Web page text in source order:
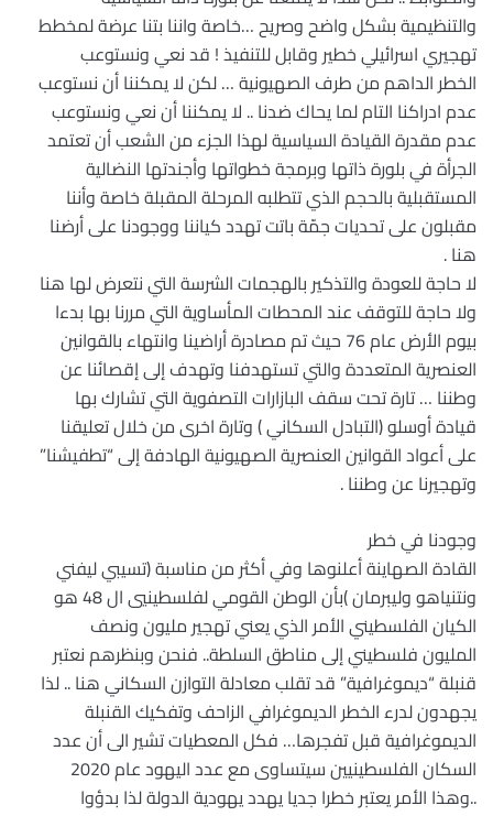
والتنظيمية بشكل واضح وصريح …خاصة واننا بتنا عرضة لمخطط
تهجيري اسرائيلي خطير وقابل للتنفيذ ! قد نعي ونستوعب
الخطر الداهم من طرف الصهيونية … لكن لا يمكننا أن نستوعب
عدم ادراكنا التام لما يحاك ضدنا .. لا يمكننا أن نعي ونستوعب
عدم مقدرة القيادة السياسية لهذا الجزء من الشعب أن تعتمد
الجرأة في بلورة ذاتها وبرمجة خطواتها وأجندتها النضالية
المستقبلية بالحجم الذي تتطلبه المرحلة المقبلة خاصة وأننا
مقبلون على تحديات جمّة باتت تهدد كياننا ووجودنا على أرضنا
هنا .
لا حاجة للعودة والتذكير بالهجمات الشرسة التي نتعرض لها هنا
ولا حاجة للتوقف عند المحطات المأساوية التي مررنا بها بدءا
بيوم الأرض عام 76 حيث تم مصادرة أراضينا وانتهاء بالقوانين
العنصرية المتعددة والتي تستهدفنا وتهدف إلى إقصائنا عن
وطننا … تارة تحت سقف البازارات التصفوية التي تشارك بها
قيادة أوسلو (التبادل السكاني ) وتارة اخرى من خلال تعليقنا
على أعواد القوانين العنصرية الصهيونية الهادفة إلى “تطفيشنا”
وتهجيرنا عن وطننا .
وجودنا في خطر
القادة الصهاينة أعلنوها وفي أكثر من مناسبة (تسيبي ليفني
ونتنياهو وليبرمان )بأن الوطن القومي لفلسطينيي ال 48 هو
الكيان الفلسطيني الأمر الذي يعني تهجير مليون ونصف
المليون فلسطيني إلى مناطق السلطة.. فنحن وبنظرهم نعتبر
قنبلة “ديموغرافية” قد تقلب معادلة التوازن السكاني هنا .. لذا
يجهدون لدرء الخطر الديموغرافي الزاحف وتفكيك القنبلة
الديموغرافية قبل تفجرها… فكل المعطيات تشير الى أن عدد
السكان الفلسطينيين سيتساوى مع عدد اليهود عام 2020
..وهذا الأمر يعتبر خطرا جديا يهدد يهودية الدولة لذا بدؤوا